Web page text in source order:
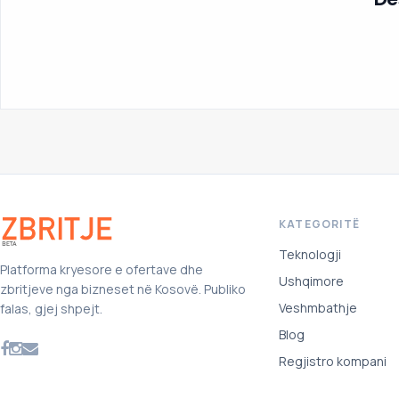
Platforma kryesore e ofertave dhe
zbritjeve nga bizneset në Kosovë. Publiko
falas, gjej shpejt.
KATEGORITË
Teknologji
Ushqimore
Veshmbathje
Blog
Regjistro kompani